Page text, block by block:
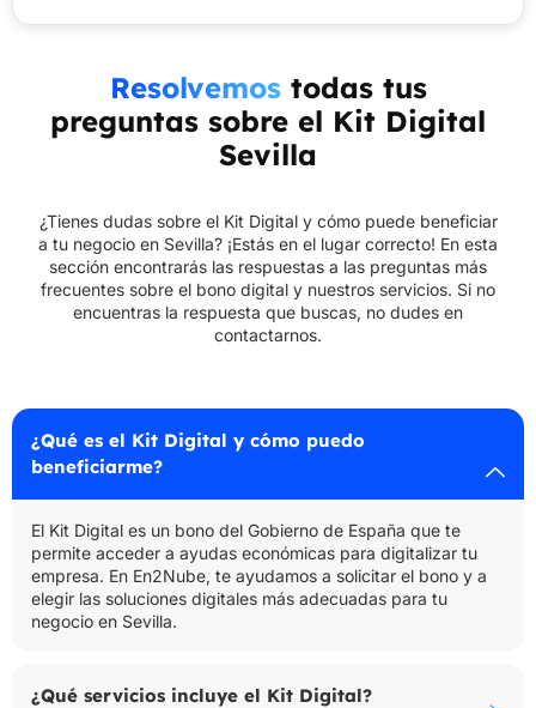
Resolvemostodas tus
preguntas sobre el Kit Digital
Sevilla
¿Tienes dudas sobre el Kit Digital y cómo puede beneficiar
a tu negocio en Sevilla? ¡Estás en el lugar correcto! En esta
sección encontrarás las respuestas a las preguntas más
frecuentes sobre el bono digital y nuestros servicios. Si no
encuentras la respuesta que buscas, no dudes en
contactarnos.
¿Qué es el Kit Digital y cómo puedo
beneficiarme?
El Kit Digital es un bono del Gobierno de España que te
permite acceder a ayudas económicas para digitalizar tu
empresa. En En2Nube, te ayudamos a solicitar el bono y a
elegir las soluciones digitales más adecuadas para tu
negocio en Sevilla.
¿Qué servicios incluye el Kit Digital?